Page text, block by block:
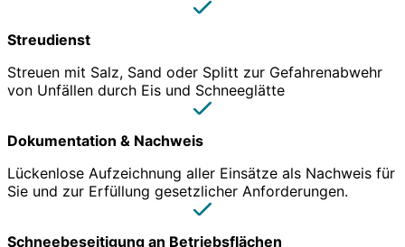
Streudienst
Streuen mit Salz, Sand oder Splitt zur Gefahrenabwehr
von Unfällen durch Eis und Schneeglätte
Dokumentation & Nachweis
Lückenlose Aufzeichnung aller Einsätze als Nachweis für
Sie und zur Erfüllung gesetzlicher Anforderungen.
Schneebeseitigung an Betriebsflächen